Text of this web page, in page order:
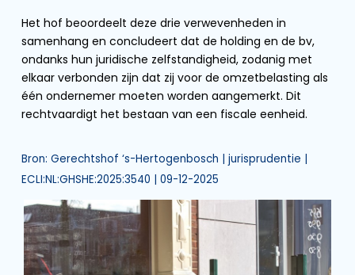
Het hof beoordeelt deze drie verwevenheden in
samenhang en concludeert dat de holding en de bv,
ondanks hun juridische zelfstandigheid, zodanig met
elkaar verbonden zijn dat zij voor de omzetbelasting als
één ondernemer moeten worden aangemerkt. Dit
rechtvaardigt het bestaan van een fiscale eenheid.
Bron: Gerechtshof ‘s-Hertogenbosch | jurisprudentie |
ECLI:NL:GHSHE:2025:3540 | 09-12-2025